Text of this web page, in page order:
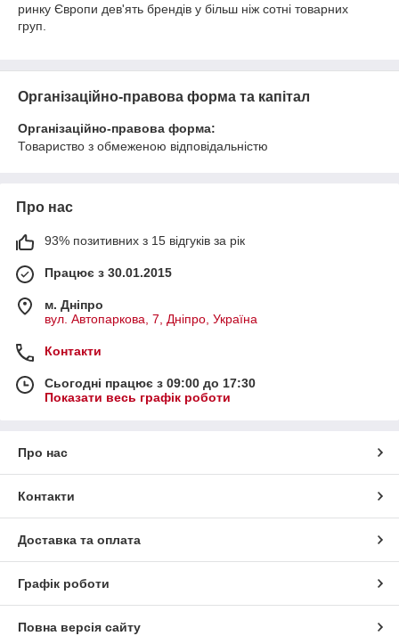
ринку Європи дев'ять брендів у більш ніж сотні товарних
груп.
Організаційно-правова форма та капітал
Організаційно-правова форма:
Товариство з обмеженою відповідальністю
Про нас
93% позитивних з 15 відгуків за рік
Працює з 30.01.2015
м. Дніпро
вул. Автопаркова, 7, Дніпро, Україна
Контакти
Сьогодні працює з 09:00 до 17:30
Показати весь графік роботи
Про нас
Контакти
Доставка та оплата
Графік роботи
Повна версія сайту